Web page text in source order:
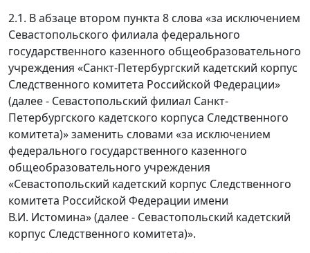
2.1. В абзаце втором пункта 8 слова «за исключением
Севастопольского филиала федерального
государственного казенного общеобразовательного
учреждения «Санкт-Петербургский кадетский корпус
Следственного комитета Российской Федерации»
(далее - Севастопольский филиал Санкт-
Петербургского кадетского корпуса Следственного
комитета)» заменить словами «за исключением
федерального государственного казенного
общеобразовательного учреждения
«Севастопольский кадетский корпус Следственного
комитета Российской Федерации имени
В.И. Истомина» (далее - Севастопольский кадетский
корпус Следственного комитета)».